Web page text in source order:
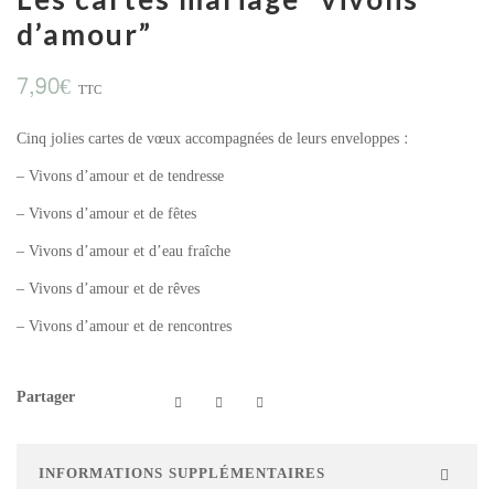
d’amour”
7,90€ TTC
Cinq jolies cartes de vœux accompagnées de leurs enveloppes :
– Vivons d’amour et de tendresse
– Vivons d’amour et de fêtes
– Vivons d’amour et d’eau fraîche
– Vivons d’amour et de rêves
– Vivons d’amour et de rencontres
Partager
INFORMATIONS SUPPLÉMENTAIRES